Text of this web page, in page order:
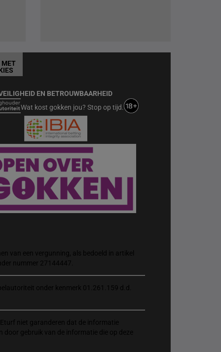
EN BETROUWBAARHEID
Wat kost gokken jou? Stop op tijd.
van een vergunning, als bedoeld in artikel
nummer 27144447.
onder kenmerk 01.261.159 d.d.
niet garanderen dat de informatie
gebruik van de informatie die op deze